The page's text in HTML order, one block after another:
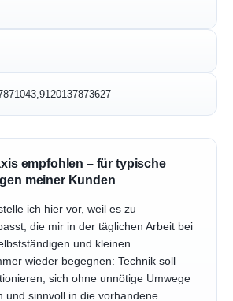
empfohlen – für typische
meiner Kunden
ich hier vor, weil es zu
die mir in der täglichen Arbeit bei
und kleinen
wieder begegnen: Technik soll
sich ohne unnötige Umwege
und sinnvoll in die vorhandene